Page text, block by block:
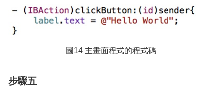
圖14 主畫面程式的程式碼
步驟五